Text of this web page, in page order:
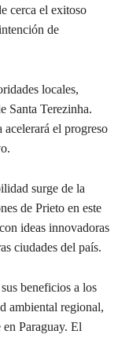
cerca el exitoso
de
locales,
Santa Terezinha.
el progreso
surge de la
de Prieto en este
ideas innovadoras
ciudades del país.
beneficios a los
ambiental regional,
en Paraguay. El